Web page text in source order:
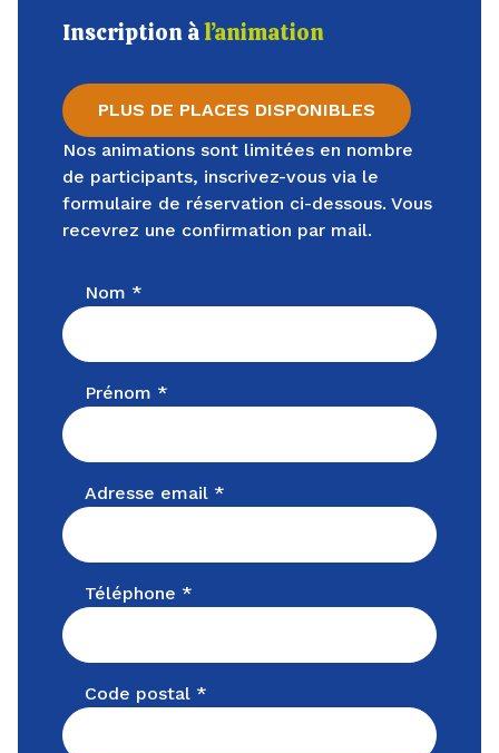
Inscription àl’animation
PLUS DE PLACES DISPONIBLES
Nos animations sont limitées en nombre
de participants, inscrivez-vous via le
formulaire de réservation ci-dessous. Vous
recevrez une confirmation par mail.
Nom *
Prénom *
Adresse email *
Téléphone *
Code postal *